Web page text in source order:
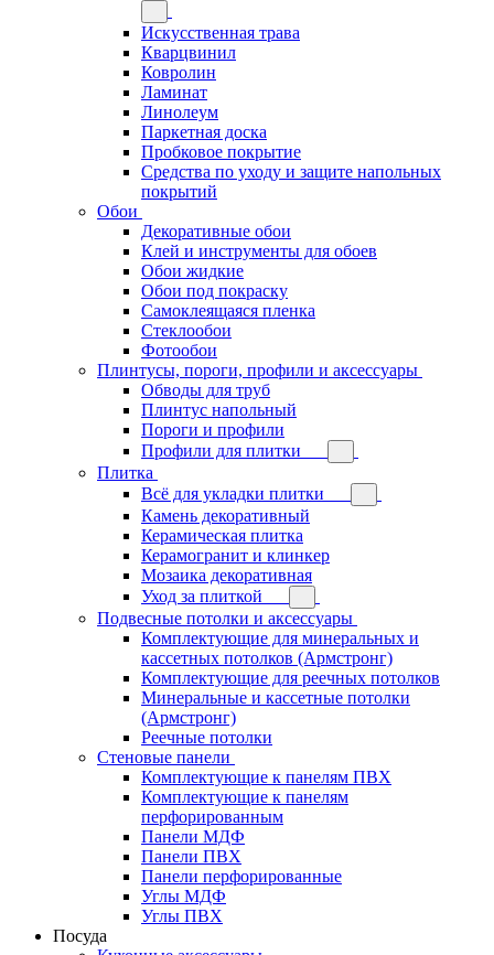
Искусственная трава
Кварцвинил
Ковролин
Ламинат
Линолеум
Паркетная доска
Пробковое покрытие
Средства по уходу и защите напольных
покрытий
Обои
Декоративные обои
Клей и инструменты для обоев
Обои жидкие
Обои под покраску
Самоклеящаяся пленка
Стеклообои
Фотообои
Плинтусы, пороги, профили и аксессуары
Обводы для труб
Плинтус напольный
Пороги и профили
Профили для плитки
Плитка
Всё для укладки плитки
Камень декоративный
Керамическая плитка
Керамогранит и клинкер
Мозаика декоративная
Уход за плиткой
Подвесные потолки и аксессуары
Комплектующие для минеральных и
кассетных потолков (Армстронг)
Комплектующие для реечных потолков
Минеральные и кассетные потолки
(Армстронг)
Реечные потолки
Стеновые панели
Комплектующие к панелям ПВХ
Комплектующие к панелям
перфорированным
Панели МДФ
Панели ПВХ
Панели перфорированные
Углы МДФ
Углы ПВХ
Посуда